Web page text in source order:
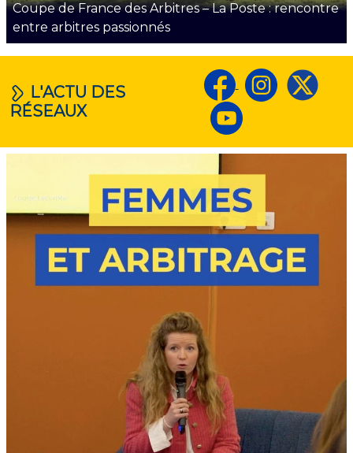
Coupe de France des Arbitres – La Poste : rencontre
entre arbitres passionnés
L'ACTU DES
RÉSEAUX